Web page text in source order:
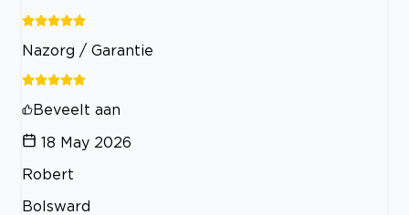
Nazorg / Garantie
Beveelt aan
18 May 2026
Robert
Bolsward